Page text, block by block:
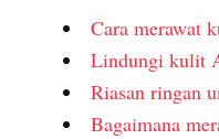
Cara merawat
Lindungi kulit
Riasan ringan
Bagaimana